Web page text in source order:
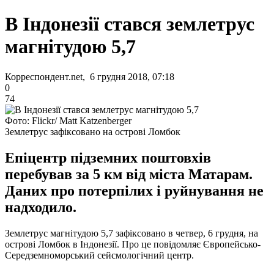
В Індонезії стався землетрус
магнітудою 5,7
Корреспондент.net, 6 грудня 2018, 07:18
0
74
Фото: Flickr/ Matt Katzenberger
Землетрус зафіксовано на острові Ломбок
Епіцентр підземних поштовхів
перебував за 5 км від міста Матарам.
Даних про потерпілих і руйнування не
надходило.
Землетрус магнітудою 5,7 зафіксовано в четвер, 6 грудня, на
острові Ломбок в Індонезії. Про це повідомляє Європейсько-
Середземноморський сейсмологічний центр.